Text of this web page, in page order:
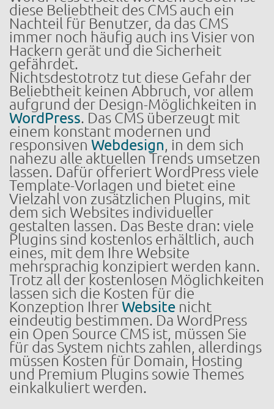
diese Beliebtheit des CMS auch ein
Nachteil für Benutzer, da das CMS
immer noch häufig auch ins Visier von
Hackern gerät und die Sicherheit
gefährdet.
Nichtsdestotrotz tut diese Gefahr der
Beliebtheit keinen Abbruch, vor allem
aufgrund der Design-Möglichkeiten in
WordPress. Das CMS überzeugt mit
einem konstant modernen und
responsiven Webdesign, in dem sich
nahezu alle aktuellen Trends umsetzen
lassen. Dafür offeriert WordPress viele
Template-Vorlagen und bietet eine
Vielzahl von zusätzlichen Plugins, mit
dem sich Websites individueller
gestalten lassen. Das Beste dran: viele
Plugins sind kostenlos erhältlich, auch
eines, mit dem Ihre Website
mehrsprachig konzipiert werden kann.
Trotz all der kostenlosen Möglichkeiten
lassen sich die Kosten für die
Konzeption IhrerWebsite nicht
eindeutig bestimmen. Da WordPress
ein Open Source CMS ist, müssen Sie
für das System nichts zahlen, allerdings
müssen Kosten für Domain, Hosting
und Premium Plugins sowie Themes
einkalkuliert werden.